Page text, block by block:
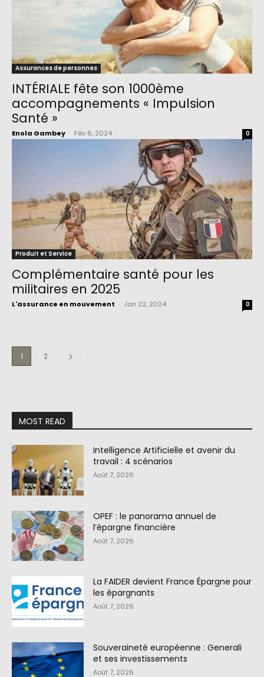
Assurances de personnes
INTÉRIALE fête son 1000ème
accompagnements « Impulsion
Santé »
Enola Gambey Fév 6, 2024 0
Produit et Service
Complémentaire santé pour les
militaires en 2025
L'assurance en mouvement Jan 22, 2024 0
1 2
MOST READ
Intelligence Artificielle et avenir du
travail : 4 scénarios
Août 7, 2026
OPEF : le panorama annuel de
l’épargne financière
Août 7, 2026
La FAIDER devient France Épargne pour
les épargnants
Août 7, 2026
Souveraineté européenne : Generali
et ses investissements
Août 7, 2026